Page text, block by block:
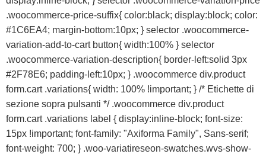
.woocommerce-price-suffix{ color:black; display:block; color:
#1C6EA4; margin-bottom:10px; } selector .woocommerce-
variation-add-to-cart button{ width:100% } selector
.woocommerce-variation-description{ border-left:solid 3px
#2F78E6; padding-left:10px; } .woocommerce div.product
form.cart .variations{ width: 100% !important; } /* Etichette di
sezione sopra pulsanti */ .woocommerce div.product
form.cart .variations label { display:inline-block; font-size:
15px !important; font-family: "Axiforma Family", Sans-serif;
font-weight: 700; } .woo-variatireseon-swatches.wvs-show-